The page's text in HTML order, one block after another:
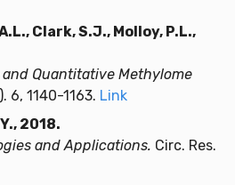
Clark, S.J., Molloy, P.L.,
and Quantitative Methylome
6, 1140-1163. Link
2018.
and Applications. Circ. Res.